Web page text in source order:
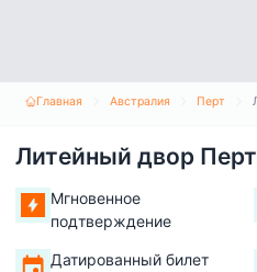
Главная Австралия Перт
Литейный двор Перт
Мгновенное
подтверждение
Датированный билет